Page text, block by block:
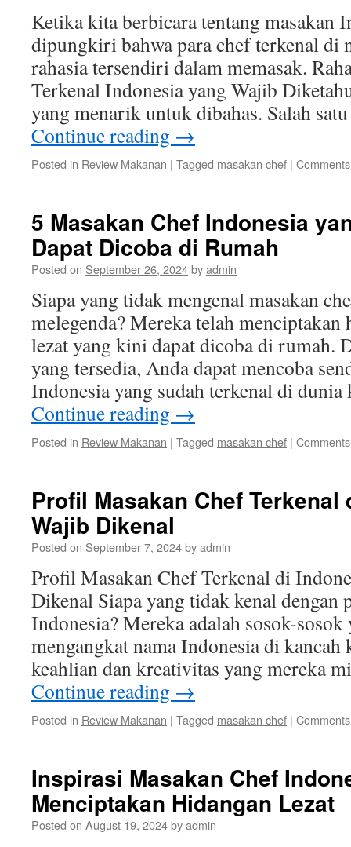
Ketika kita berbicara tentang masakan
dipungkiri bahwa para chef terkenal
rahasia tersendiri dalam memasak.
Terkenal Indonesia yang Wajib
yang menarik untuk dibahas. Salah
Continue reading →
Posted in Review Makanan | Tagged masakan chef |
5 Masakan Chef Indonesia
Dapat Dicoba di Rumah
Posted on September 26, 2024byadmin
Siapa yang tidak mengenal masakan
melegenda? Mereka telah menciptakan
lezat yang kini dapat dicoba di rumah.
yang tersedia, Anda dapat mencoba
Indonesia yang sudah terkenal di
Continue reading →
Posted in Review Makanan | Tagged masakan chef |
Profil Masakan Chef
Wajib Dikenal
Posted on September 7, 2024byadmin
Profil Masakan Chef Terkenal di
Dikenal Siapa yang tidak kenal dengan
Indonesia? Mereka adalah sosok-
mengangkat nama Indonesia di
keahlian dan kreativitas yang mereka
Continue reading →
Posted in Review Makanan | Tagged masakan chef |
Inspirasi Masakan Chef
Menciptakan Hidangan Lezat
Posted on August 19, 2024byadmin